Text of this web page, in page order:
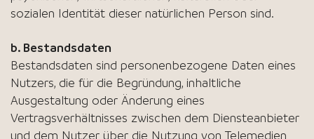
sozialen Identität dieser natürlichen Person sind.
b. Bestandsdaten
Bestandsdaten sind personenbezogene Daten eines
Nutzers, die für die Begründung, inhaltliche
Ausgestaltung oder Änderung eines
Vertragsverhältnisses zwischen dem Diensteanbieter
und dem Nutzer über die Nutzung von Telemedien